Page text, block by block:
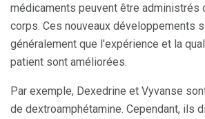
médicaments peuvent être administrés
corps. Ces nouveaux développements
généralement que l'expérience et la
patient sont améliorées.
Par exemple, Dexedrine et Vyvanse
de dextroamphétamine. Cependant, ils